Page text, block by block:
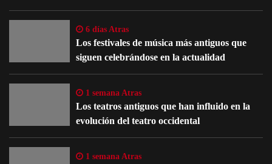
6 días Atras
Los festivales de música más antiguos que
siguen celebrándose en la actualidad
1 semana Atras
Los teatros antiguos que han influido en la
evolución del teatro occidental
1 semana Atras